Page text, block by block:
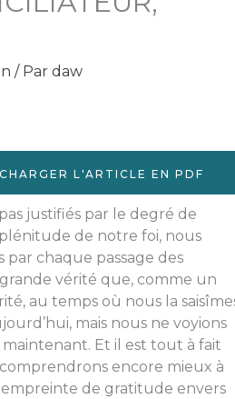
/ Par daw
L'ARTICLE EN PDF
justifiés par le degré de
de notre foi, nous
chaque passage des
vérité que, comme un
au temps où nous la
mais nous ne voyions
Et il est tout à fait
encore mieux à
empreinte de gratitude envers